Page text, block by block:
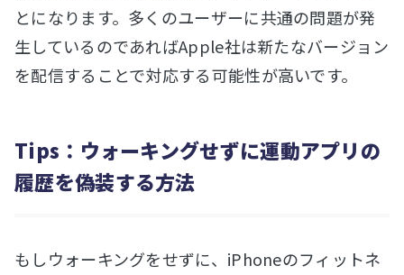
とになります。多くのユーザーに共通の問題が発
生しているのであればApple社は新たなバージョン
を配信することで対応する可能性が高いです。
Tips：ウォーキングせずに運動アプリの
履歴を偽装する方法
もしウォーキングをせずに、iPhoneのフィットネ